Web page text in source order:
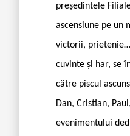
președintele
ascensiune pe un
victorii, prietenie…
cuvinte și har, se
către piscul
Dan, Cristian,
evenimentului